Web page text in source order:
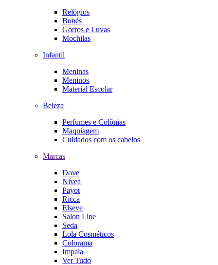
Relógios
Bonés
Gorros e Luvas
Mochilas
Infantil
Meninas
Meninos
Material Escolar
Beleza
Perfumes e Colônias
Maquiagem
Cuidados com os cabelos
Marcas
Dove
Nivea
Payot
Ricca
Elseve
Salon Line
Seda
Lola Cosméticos
Colorama
Impala
Ver Tudo